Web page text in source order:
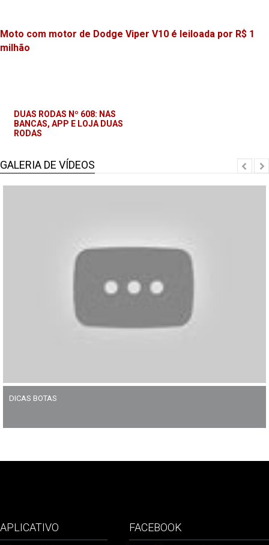
Moto com motor de Dodge Viper V10 é leiloada por R$ 1
milhão
DUAS RODAS Nº 608: NAS
BANCAS, APP E LOJA DUAS
RODAS
GALERIA DE VÍDEOS
DICAS BOTAS
APLICATIVO FACEBOOK